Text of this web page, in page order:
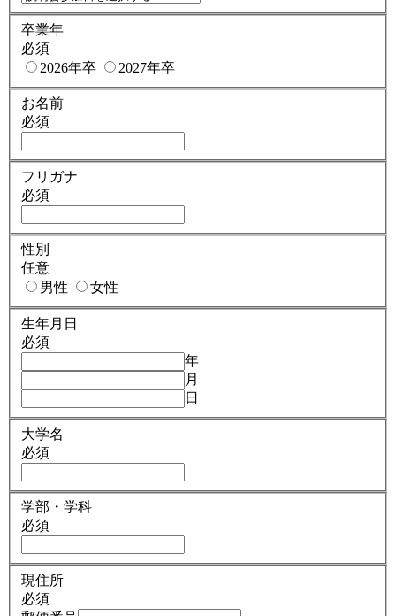
卒業年
必須
2026年卒
2027年卒
お名前
必須
フリガナ
必須
性別
任意
男性
女性
生年月日
必須
年
月
日
大学名
必須
学部・学科
必須
現住所
必須